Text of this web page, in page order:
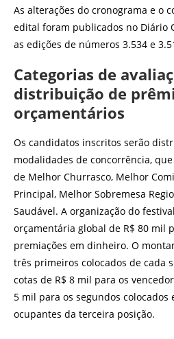
As alterações do cronograma e o
edital foram publicados no Diário
as edições de números 3.534 e
Categorias de
distribuição de
orçamentários
Os candidatos inscritos serão
modalidades de concorrência,
de Melhor Churrasco, Melhor
Principal, Melhor Sobremesa
Saudável. A organização do
orçamentária global de R$ 80 mil
premiações em dinheiro. O
três primeiros colocados de cada
cotas de R$ 8 mil para os
5 mil para os segundos colocados
ocupantes da terceira posição.